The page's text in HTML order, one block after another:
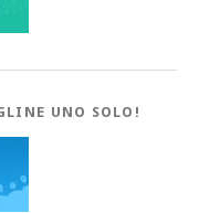
UNO SOLO!